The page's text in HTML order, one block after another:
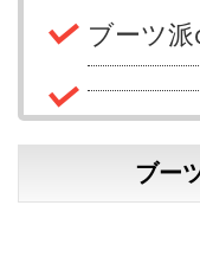
ブーツ
ブー